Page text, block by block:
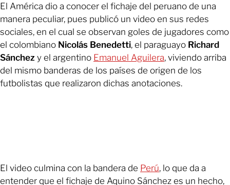
El América dio a conocer el fichaje del peruano de una
manera peculiar, pues publicó un video en sus redes
sociales, en el cual se observan goles de jugadores como
el colombiano Nicolás Benedetti, el paraguayo Richard
Sánchez y el argentino Emanuel Aguilera, viviendo arriba
del mismo banderas de los países de origen de los
futbolistas que realizaron dichas anotaciones.
El video culmina con la bandera de Perú, lo que da a
entender que el fichaje de Aquino Sánchez es un hecho,